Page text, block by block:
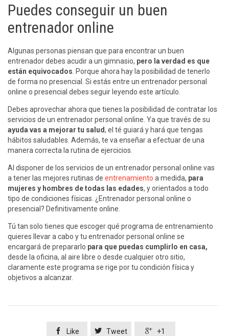
Puedes conseguir un buen
entrenador online
Algunas personas piensan que para encontrar un buen
entrenador debes acudir a un gimnasio, pero la verdad es que
están equivocados . Porque ahora hay la posibilidad de tenerlo
de forma no presencial. Si estás entre un entrenador personal
online o presencial debes seguir leyendo este artículo.
Debes aprovechar ahora que tienes la posibilidad de contratar los
servicios de un entrenador personal online. Ya que través de su
ayuda vas a mejorar tu salud, el té guiará y hará que tengas
hábitos saludables. Además, te va enseñar a efectuar de una
manera correcta la rutina de ejercicios.
Al disponer de los servicios de un entrenador personal online vas
a tener las mejores rutinas de entrenamiento a medida, para
mujeres y hombres de todas las edades, y orientados a todo
tipo de condiciones físicas. ¿Entrenador personal online o
presencial? Definitivamente online.
Tú tan solo tienes que escoger qué programa de entrenamiento
quieres llevar a cabo y tu entrenador personal online se
encargará de prepararlo para que puedas cumplirlo en casa,
desde la oficina, al aire libre o desde cualquier otro sitio,
claramente este programa se rige por tu condición física y
objetivos a alcanzar.
 Like  Tweet  +1